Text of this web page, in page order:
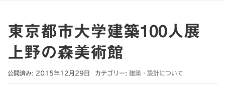
東京都市大学建築100人展
上野の森美術館
公開済み: 2015年12月29日 カテゴリー: 建築・設計について